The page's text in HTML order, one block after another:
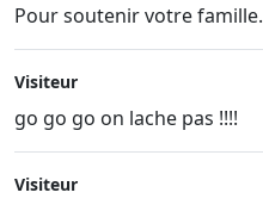
Pour soutenir votre famille.
Visiteur
go go go on lache pas !!!!
Visiteur